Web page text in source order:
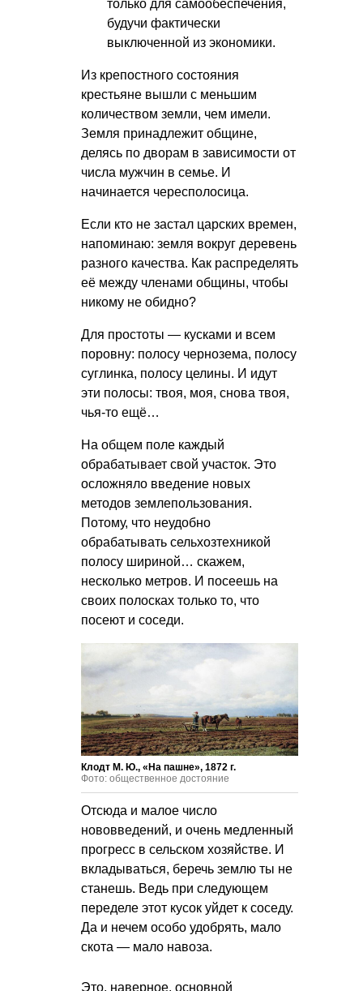
только для самообеспечения,
будучи фактически
выключенной из экономики.
Из крепостного состояния
крестьяне вышли с меньшим
количеством земли, чем имели.
Земля принадлежит общине,
делясь по дворам в зависимости от
числа мужчин в семье. И
начинается чересполосица.
Если кто не застал царских времен,
напоминаю: земля вокруг деревень
разного качества. Как распределять
её между членами общины, чтобы
никому не обидно?
Для простоты — кусками и всем
поровну: полосу чернозема, полосу
суглинка, полосу целины. И идут
эти полосы: твоя, моя, снова твоя,
чья-то ещё…
На общем поле каждый
обрабатывает свой участок. Это
осложняло введение новых
методов землепользования.
Потому, что неудобно
обрабатывать сельхозтехникой
полосу шириной… скажем,
несколько метров. И посеешь на
своих полосках только то, что
посеют и соседи.
Клодт М. Ю., «На пашне», 1872 г.
Фото: общественное достояние
Отсюда и малое число
нововведений, и очень медленный
прогресс в сельском хозяйстве. И
вкладываться, беречь землю ты не
станешь. Ведь при следующем
переделе этот кусок уйдет к соседу.
Да и нечем особо удобрять, мало
скота — мало навоза.
Это, наверное, основной